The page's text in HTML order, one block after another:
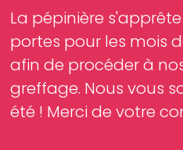
La pépinière
portes pour les mois
afin de procéder à
greffage. Nous vous
été ! Merci de votre